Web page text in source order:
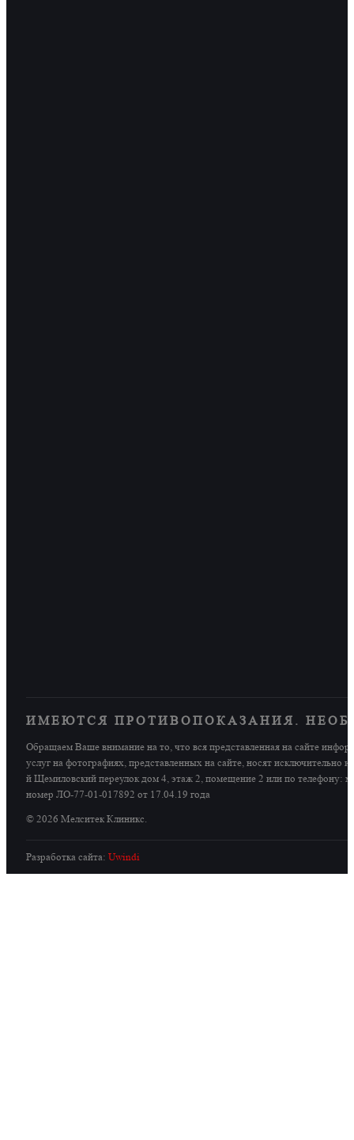
ИМЕЮТСЯ ПРОТИВОПОКАЗАНИЯ.
Обращаем Ваше внимание на то, что вся представленная на сайте
услуг на фотографиях, представленных на сайте, носят
й Щемиловский переулок дом 4, этаж 2, помещение 2 или по
номер ЛО-77-01-017892 от 17.04.19 года
© 2026 Мелситек Клиникс.
Разработка сайта: Uwindi